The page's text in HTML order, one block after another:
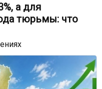
а для
тюрьмы: что